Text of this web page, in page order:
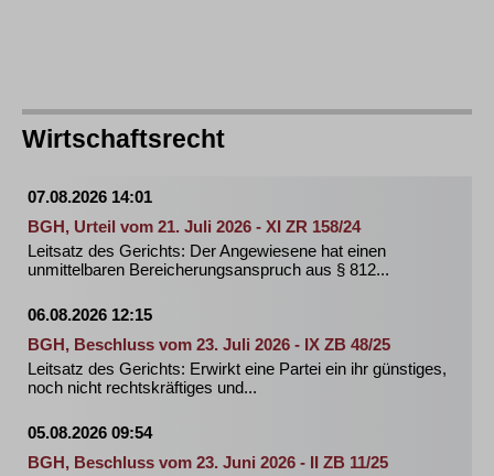
Wirtschaftsrecht
07.08.2026 14:01
BGH, Urteil vom 21. Juli 2026 - XI ZR 158/24
Leitsatz des Gerichts: Der Angewiesene hat einen
unmittelbaren Bereicherungsanspruch aus § 812...
06.08.2026 12:15
BGH, Beschluss vom 23. Juli 2026 - IX ZB 48/25
Leitsatz des Gerichts: Erwirkt eine Partei ein ihr günstiges,
noch nicht rechtskräftiges und...
05.08.2026 09:54
BGH, Beschluss vom 23. Juni 2026 - II ZB 11/25